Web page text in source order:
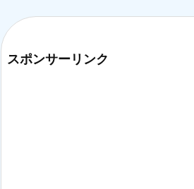
スポンサーリンク